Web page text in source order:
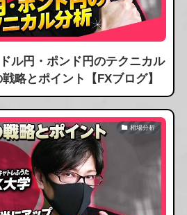
ドル円・ポンド円のテクニカル
略とポイント【FXブログ】
相場分析